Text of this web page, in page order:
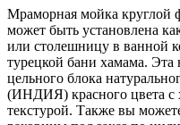
Мраморная мойка круглой
может быть установлена
или столешницу в ванной
турецкой бани хамама. Эта
цельного блока
(ИНДИЯ) красного цвета c
текстурой. Также вы